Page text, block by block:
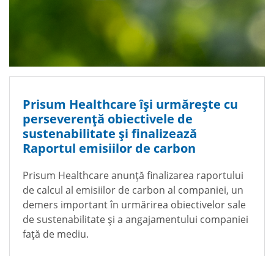
Prisum Healthcare își urmărește cu
perseverență obiectivele de
sustenabilitate și finalizează
Raportul emisiilor de carbon
Prisum Healthcare anunță finalizarea raportului
de calcul al emisiilor de carbon al companiei, un
demers important în urmărirea obiectivelor sale
de sustenabilitate și a angajamentului companiei
față de mediu.